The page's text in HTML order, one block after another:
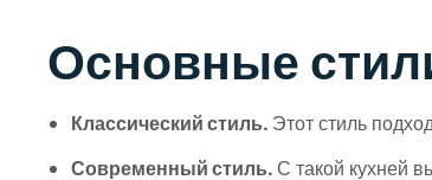
Основные
Классический стиль. Этот стиль
Современный стиль.С такой кухней